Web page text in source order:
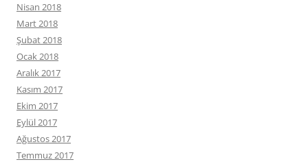
Nisan 2018
Mart 2018
Şubat 2018
Ocak 2018
Aralık 2017
Kasım 2017
Ekim 2017
Eylül 2017
Ağustos 2017
Temmuz 2017